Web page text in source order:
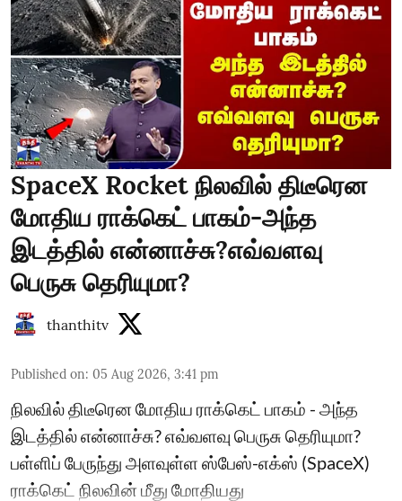
SpaceX Rocket நிலவில் திடீரென
மோதிய ராக்கெட் பாகம்-அந்த
இடத்தில் என்னாச்சு?எவ்வளவு
பெருசு தெரியுமா?
thanthitv
Published on: 05 Aug 2026, 3:41 pm
நிலவில் திடீரென மோதிய ராக்கெட் பாகம் - அந்த
இடத்தில் என்னாச்சு? எவ்வளவு பெருசு தெரியுமா?
பள்ளிப் பேருந்து அளவுள்ள ஸ்பேஸ்-எக்ஸ் (SpaceX)
ராக்கெட் நிலவின் மீது மோதியது